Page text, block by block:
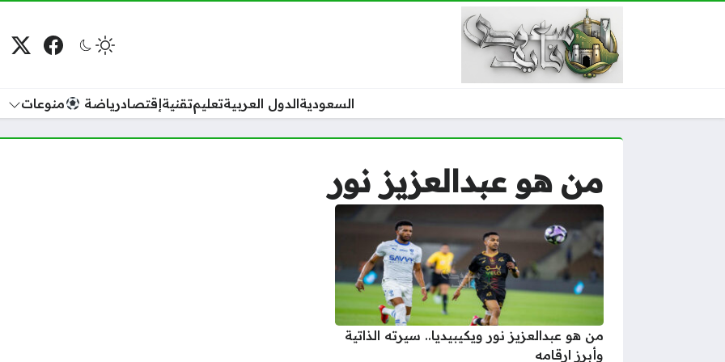
فيسبوك
السعوديةالدول العربيةتعليمتقنيةإقتصادرياضة منوعات
من هو عبدالعزيز نور
من هو عبدالعزيز نور ويكيبيديا.. سيرته الذاتية
وأبرز ارقامه